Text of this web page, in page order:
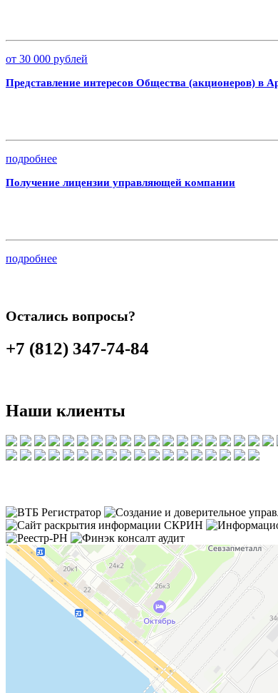
от 30 000 рублей
Представление интересов Общества (акционеров) в
подробнее
Получение лицензии управляющей компании
подробнее
Остались вопросы?
+7 (812) 347-74-84
Наши клиенты